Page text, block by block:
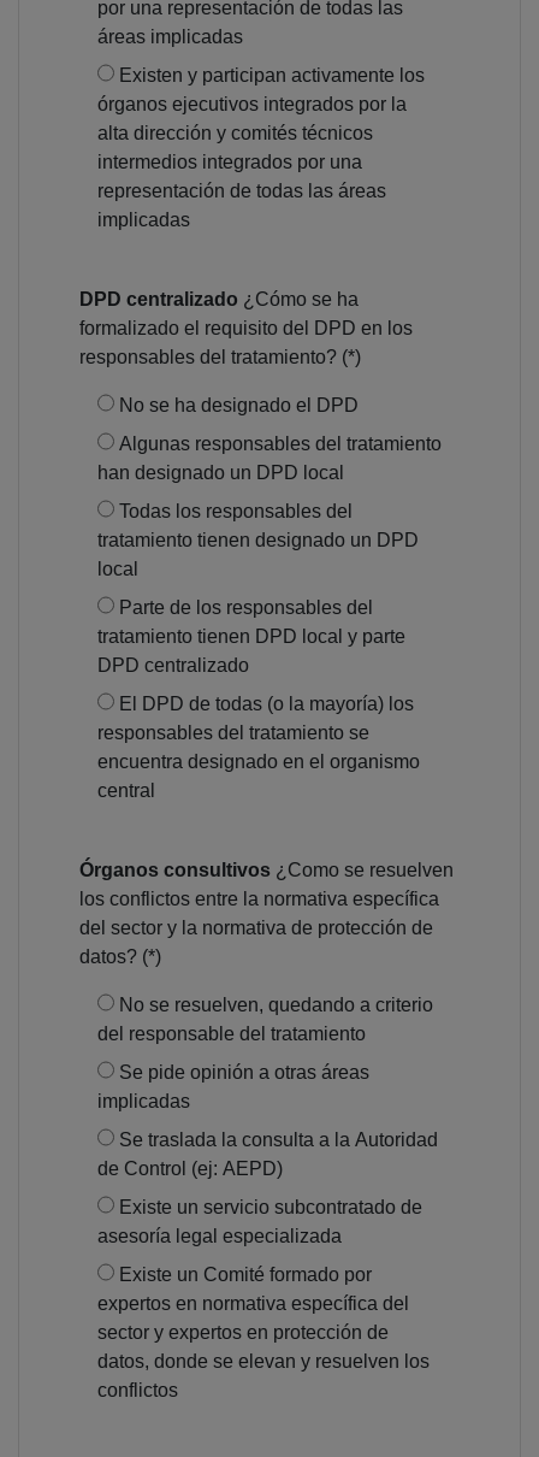
por una representación de todas las
áreas implicadas
Existen y participan activamente los
órganos ejecutivos integrados por la
alta dirección y comités técnicos
intermedios integrados por una
representación de todas las áreas
implicadas
DPD centralizado ¿Cómo se ha
formalizado el requisito del DPD en los
responsables del tratamiento? (*)
No se ha designado el DPD
Algunas responsables del tratamiento
han designado un DPD local
Todas los responsables del
tratamiento tienen designado un DPD
local
Parte de los responsables del
tratamiento tienen DPD local y parte
DPD centralizado
El DPD de todas (o la mayoría) los
responsables del tratamiento se
encuentra designado en el organismo
central
Órganos consultivos ¿Como se resuelven
los conflictos entre la normativa específica
del sector y la normativa de protección de
datos? (*)
No se resuelven, quedando a criterio
del responsable del tratamiento
Se pide opinión a otras áreas
implicadas
Se traslada la consulta a la Autoridad
de Control (ej: AEPD)
Existe un servicio subcontratado de
asesoría legal especializada
Existe un Comité formado por
expertos en normativa específica del
sector y expertos en protección de
datos, donde se elevan y resuelven los
conflictos